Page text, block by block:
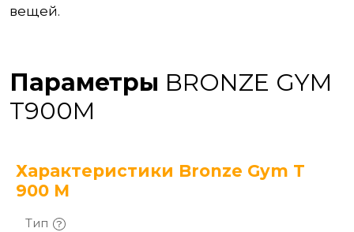
вещей.
Параметры BRONZE GYM
T900M
Характеристики Bronze Gym T
900 M
Тип